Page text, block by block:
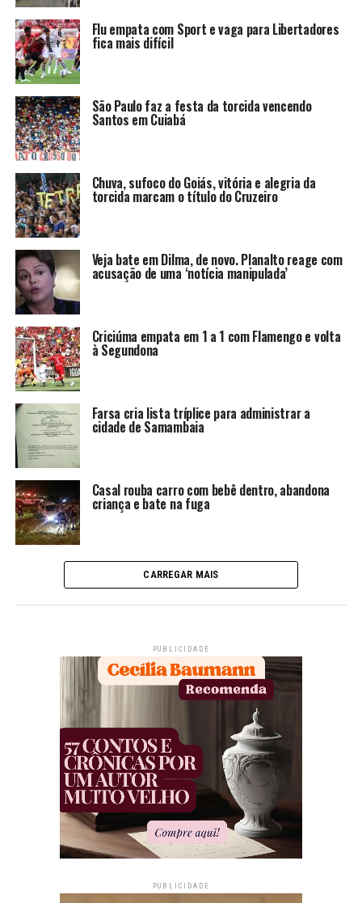
Flu empata com Sport e vaga para Libertadores
fica mais difícil
São Paulo faz a festa da torcida vencendo
Santos em Cuiabá
Chuva, sufoco do Goiás, vitória e alegria da
torcida marcam o título do Cruzeiro
Veja bate em Dilma, de novo. Planalto reage com
acusação de uma ‘notícia manipulada’
Criciúma empata em 1 a 1 com Flamengo e volta
à Segundona
Farsa cria lista tríplice para administrar a
cidade de Samambaia
Casal rouba carro com bebê dentro, abandona
criança e bate na fuga
CARREGAR MAIS
PUBLICIDADE
PUBLICIDADE